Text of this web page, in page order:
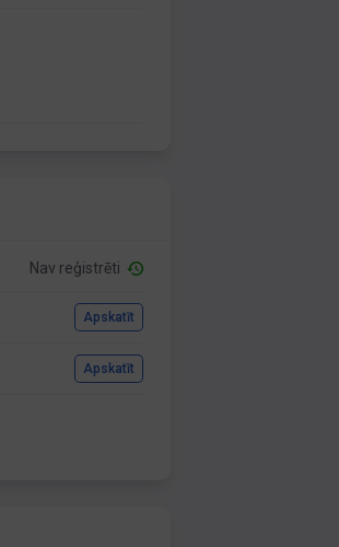
Nav reģistrēti
Apskatīt
Apskatīt